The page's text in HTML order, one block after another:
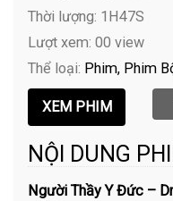
Thời lượng: 1H47S
Lượt xem: 00 view
Thể loại: Phim Phim
NỘI DUNG
Người Thầy Y Đức –